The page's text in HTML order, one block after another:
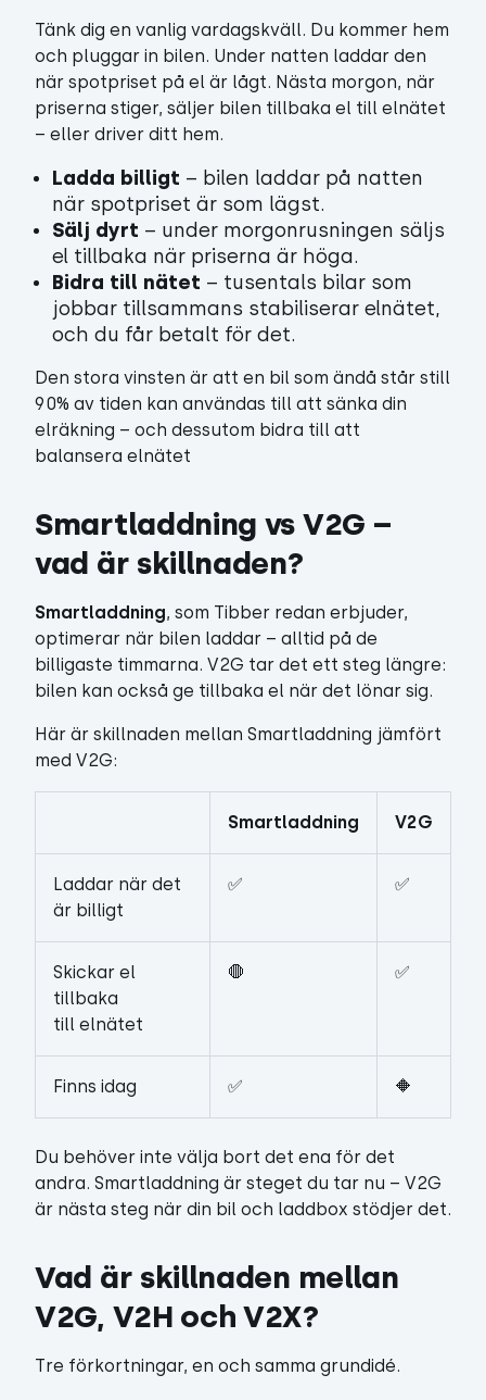
Tänk dig en vanlig vardagskväll. Du kommer hem
och pluggar in bilen. Under natten laddar den
när spotpriset på el är lågt. Nästa morgon, när
priserna stiger, säljer bilen tillbaka el till elnätet
– eller driver ditt hem.
Ladda billigt – bilen laddar på natten
när spotpriset är som lägst.
Sälj dyrt – under morgonrusningen säljs
el tillbaka när priserna är höga.
Bidra till nätet – tusentals bilar som
jobbar tillsammans stabiliserar elnätet,
och du får betalt för det.
Den stora vinsten är att en bil som ändå står still
90% av tiden kan användas till att sänka din
elräkning – och dessutom bidra till att
balansera elnätet
Smartladdning vs V2G –
vad är skillnaden?
Smartladdning, som Tibber redan erbjuder,
optimerar när bilen laddar – alltid på de
billigaste timmarna. V2G tar det ett steg längre:
bilen kan också ge tillbaka el när det lönar sig.
Här är skillnaden mellan Smartladdning jämfört
med V2G:
Smartladdning V2G
Laddar när det
är billigt
✅ ✅
Skickar el
tillbaka
till elnätet
🛑 ✅
Finns idag ✅ 🔶
Du behöver inte välja bort det ena för det
andra. Smartladdning är steget du tar nu – V2G
är nästa steg när din bil och laddbox stödjer det.
Vad är skillnaden mellan
V2G, V2H och V2X?
Tre förkortningar, en och samma grundidé.